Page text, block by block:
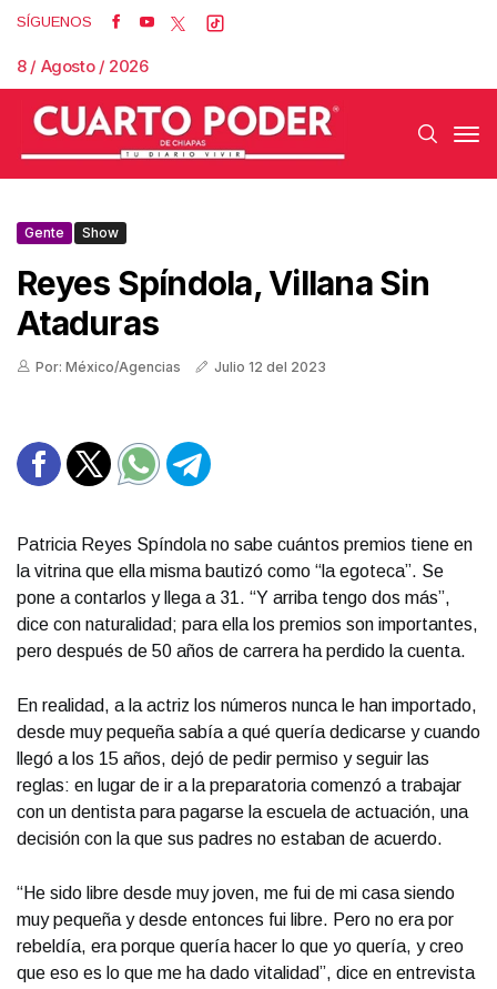
SÍGUENOS
8 / Agosto / 2026
Gente Show
Reyes Spíndola, Villana Sin
Ataduras
Por: México/Agencias Julio 12 del 2023
Patricia Reyes Spíndola no sabe cuántos premios tiene en
la vitrina que ella misma bautizó como “la egoteca”. Se
pone a contarlos y llega a 31. “Y arriba tengo dos más”,
dice con naturalidad; para ella los premios son importantes,
pero después de 50 años de carrera ha perdido la cuenta.
En realidad, a la actriz los números nunca le han importado,
desde muy pequeña sabía a qué quería dedicarse y cuando
llegó a los 15 años, dejó de pedir permiso y seguir las
reglas: en lugar de ir a la preparatoria comenzó a trabajar
con un dentista para pagarse la escuela de actuación, una
decisión con la que sus padres no estaban de acuerdo.
“He sido libre desde muy joven, me fui de mi casa siendo
muy pequeña y desde entonces fui libre. Pero no era por
rebeldía, era porque quería hacer lo que yo quería, y creo
que eso es lo que me ha dado vitalidad”, dice en entrevista